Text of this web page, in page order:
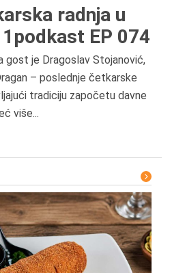
radnja u
EP 074
gost je Dragoslav Stojanović,
– poslednje četkarske
tradiciju započetu davne
više...